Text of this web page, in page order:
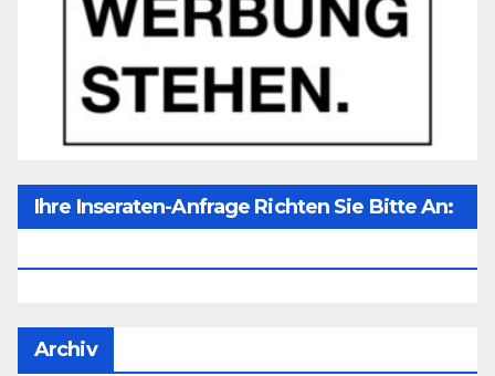
Ihre Inseraten-Anfrage Richten Sie Bitte An:
Archiv